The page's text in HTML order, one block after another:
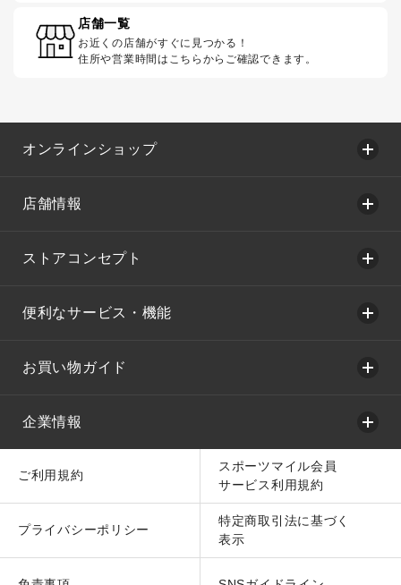
店舗一覧
お近くの店舗がすぐに見つかる！
住所や営業時間はこちらからご確認できます。
オンラインショップ
店舗情報
ストアコンセプト
便利なサービス・機能
お買い物ガイド
企業情報
ご利用規約
スポーツマイル会員
サービス利用規約
プライバシーポリシー
特定商取引法に基づく
表示